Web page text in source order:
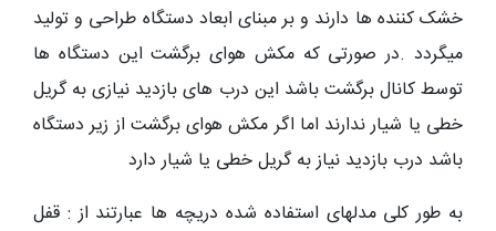
خشک کننده ها دارند و بر مبنای ابعاد دستگاه طراحی و تولید
میگردد .در صورتی که مکش هوای برگشت این دستگاه ها
توسط کانال برگشت باشد این درب های بازدید نیازی به گریل
خطی یا شیار ندارند اما اگر مکش هوای برگشت از زیر دستگاه
باشد درب بازدید نیاز به گریل خطی یا شیار دارد
به طور کلی مدلهای استفاده شده دریچه ها عبارتند از : قفل